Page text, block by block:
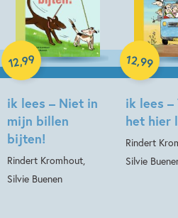
ik lees – Niet in
mijn billen
bijten!
Rindert Kromhout,
Silvie Buenen
12,99
Hardcover
ik lees
het hier
Rindert
Silvie
12,99
Hardcover